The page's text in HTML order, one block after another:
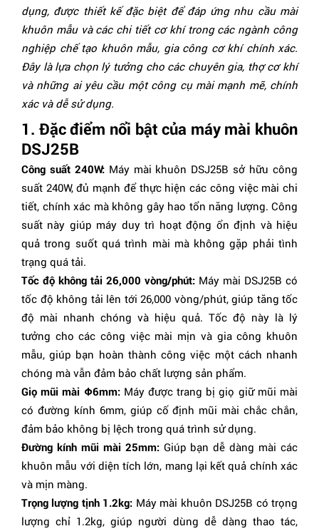
dụng, được thiết kế đặc biệt để đáp ứng nhu cầu mài
khuôn mẫu và các chi tiết cơ khí trong các ngành công
nghiệp chế tạo khuôn mẫu, gia công cơ khí chính xác.
Đây là lựa chọn lý tưởng cho các chuyên gia, thợ cơ khí
và những ai yêu cầu một công cụ mài mạnh mẽ, chính
xác và dễ sử dụng.
1. Đặc điểm nổi bật của máy mài khuôn
DSJ25B
Công suất 240W: Máy mài khuôn DSJ25B sở hữu công
suất 240W, đủ mạnh để thực hiện các công việc mài chi
tiết, chính xác mà không gây hao tổn năng lượng. Công
suất này giúp máy duy trì hoạt động ổn định và hiệu
quả trong suốt quá trình mài mà không gặp phải tình
trạng quá tải.
Tốc độ không tải 26,000 vòng/phút: Máy mài DSJ25B có
tốc độ không tải lên tới 26,000 vòng/phút, giúp tăng tốc
độ mài nhanh chóng và hiệu quả. Tốc độ này là lý
tưởng cho các công việc mài mịn và gia công khuôn
mẫu, giúp bạn hoàn thành công việc một cách nhanh
chóng mà vẫn đảm bảo chất lượng sản phẩm.
Giọ mũi mài Φ6mm: Máy được trang bị giọ giữ mũi mài
có đường kính 6mm, giúp cố định mũi mài chắc chắn,
đảm bảo không bị lệch trong quá trình sử dụng.
Đường kính mũi mài 25mm: Giúp bạn dễ dàng mài các
khuôn mẫu với diện tích lớn, mang lại kết quả chính xác
và mịn màng.
Trọng lượng tịnh 1.2kg: Máy mài khuôn DSJ25B có trọng
lượng chỉ 1.2kg, giúp người dùng dễ dàng thao tác,